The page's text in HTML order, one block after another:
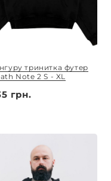
тринитка футер
Note 2 S - XL
грн.